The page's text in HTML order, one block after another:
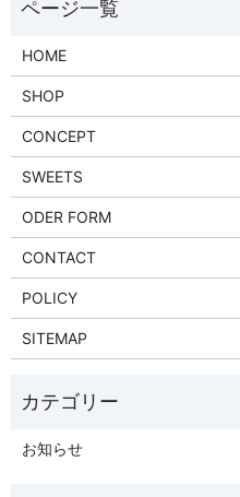
HOME
SHOP
CONCEPT
SWEETS
ODER FORM
CONTACT
POLICY
SITEMAP
お知らせ